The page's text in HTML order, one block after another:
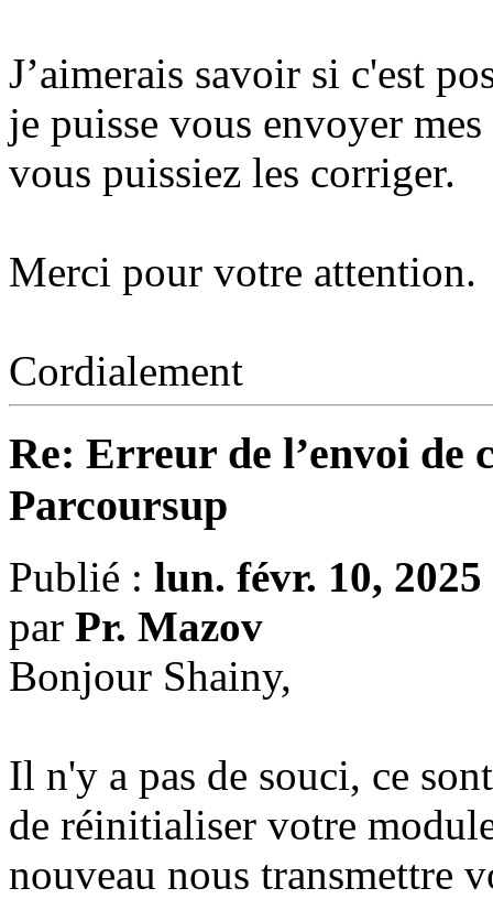
J’aimerais savoir si c'est
je puisse vous envoyer
vous puissiez les corriger.
Merci pour votre attention.
Cordialement
Re: Erreur de l’envoi de
Parcoursup
Publié : lun. févr. 10,
par Pr. Mazov
Bonjour Shainy,
Il n'y a pas de souci, ce
de réinitialiser votre
nouveau nous transmettre